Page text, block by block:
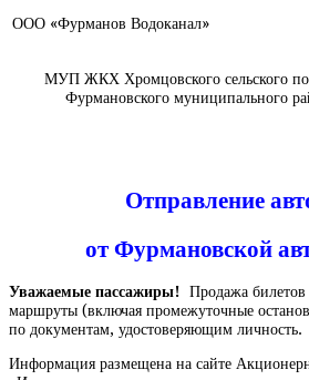
ООО «Фурманов Водоканал»
МУП ЖКХ Хромцовского сельского
Фурмановского муниципального
Отправление
от Фурмановской
Уважаемые пассажиры! Продажа
маршруты (включая промежуточные
по документам, удостоверяющим личность.
Информация размещена на сайте